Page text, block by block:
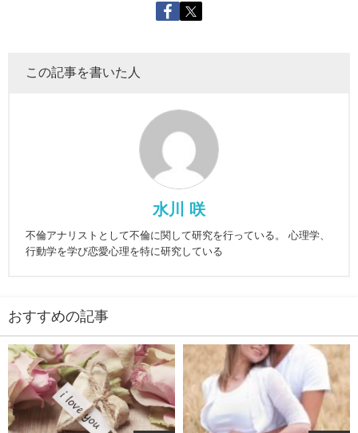
この記事を書いた人
水川 咲
不倫アナリストとして不倫に関して研究を行っている。 心理学、
行動学を学び恋愛心理を特に研究している
おすすめの記事